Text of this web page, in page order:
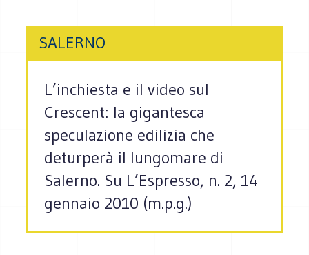
SALERNO
L’inchiesta e il video sul
Crescent: la gigantesca
speculazione edilizia che
deturperà il lungomare di
Salerno. Su L’Espresso, n. 2, 14
gennaio 2010 (m.p.g.)